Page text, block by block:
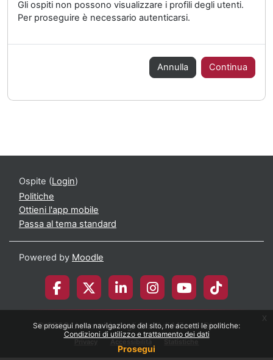
Se prosegui nella navigazione del sito, ne accetti le politiche:
Condizioni di utilizzo e trattamento dei dati
Prosegui
x
Gli ospiti non possono visualizzare i profili degli utenti.
Per proseguire è necessario autenticarsi.
Annulla Continua
Ospite (Login)
Politiche
Ottieni l'app mobile
Passa al tema standard
Powered by Moodle
© 2026 Università degli Studi di Milano-Bicocca